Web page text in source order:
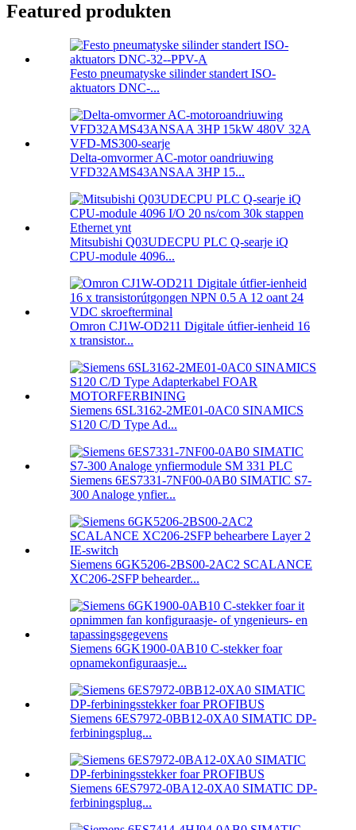
Featured produkten
Festo pneumatyske silinder standert ISO-
aktuators DNC-...
Delta-omvormer AC-motor oandriuwing
VFD32AMS43ANSAA 3HP 15...
Mitsubishi Q03UDECPU PLC Q-searje iQ
CPU-module 4096...
Omron CJ1W-OD211 Digitale útfier-ienheid 16
x transistor...
Siemens 6SL3162-2ME01-0AC0 SINAMICS
S120 C/D Type Ad...
Siemens 6ES7331-7NF00-0AB0 SIMATIC S7-
300 Analoge ynfier...
Siemens 6GK5206-2BS00-2AC2 SCALANCE
XC206-2SFP behearder...
Siemens 6GK1900-0AB10 C-stekker foar
opnamekonfiguraasje...
Siemens 6ES7972-0BB12-0XA0 SIMATIC DP-
ferbiningsplug...
Siemens 6ES7972-0BA12-0XA0 SIMATIC DP-
ferbiningsplug...